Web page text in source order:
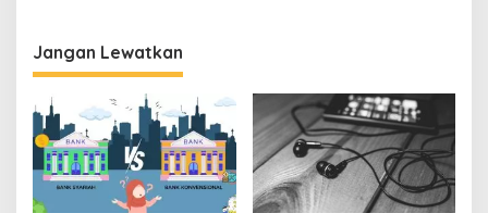
Jangan Lewatkan